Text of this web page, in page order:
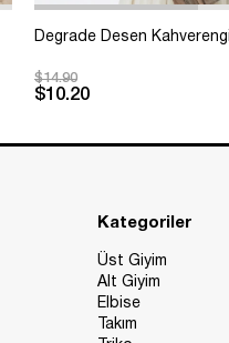
Degrade Desen
$14.90
$10.20
Kategoriler
Üst Giyim
Alt Giyim
Elbise
Takım